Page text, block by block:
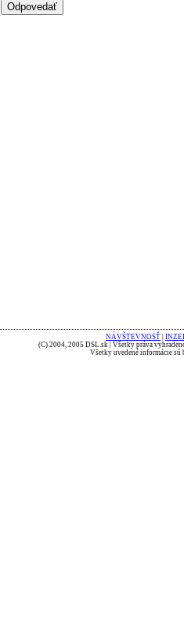
NÁVŠTEVNOSŤ
(C) 2004, 2005 DSL.sk | Všetky práva
Všetky uvedené informácie sú